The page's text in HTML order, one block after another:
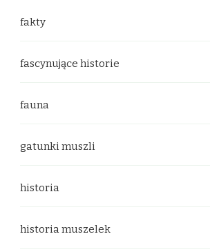
fakty
fascynujące historie
fauna
gatunki muszli
historia
historia muszelek